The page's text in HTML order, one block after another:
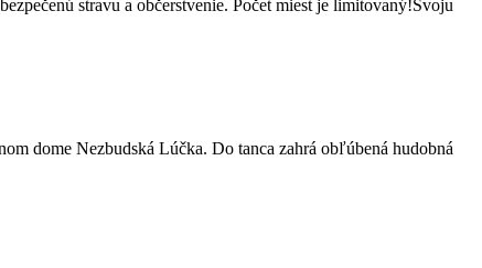
stravu a občerstvenie. Počet miest je limitovaný!Svoju
dome Nezbudská Lúčka. Do tanca zahrá obľúbená hudobná